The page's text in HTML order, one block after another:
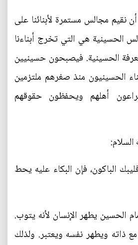
نقيم مجالس مستمرة لأبنائنا على
الحسينية هي التي تخرج أبناءنا
الحسينية. فيصبحون حسينيين
الحسينيون منذ صغرهم ملتزمين
أهلهم ويحفظون حقوقهم
السلام:
الباكون، فإن البكاء عليه يحط
الحسين يطهر الإنسان لأنه يتوب.
ذاته ويطهر نفسه ويعتبر. ولذلك